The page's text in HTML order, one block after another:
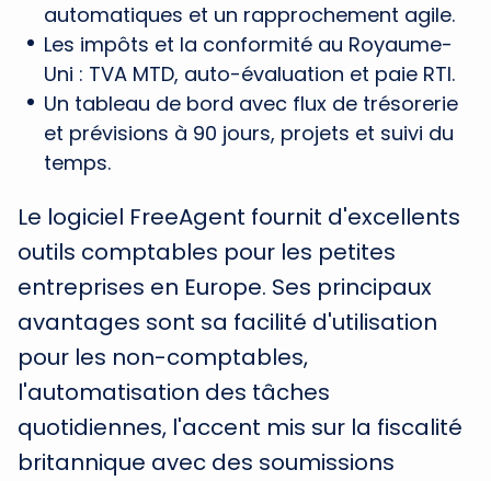
automatiques et un rapprochement agile.
Les impôts et la conformité au Royaume-
Uni : TVA MTD, auto-évaluation et paie RTI.
Un tableau de bord avec flux de trésorerie
et prévisions à 90 jours, projets et suivi du
temps.
Le logiciel FreeAgent fournit d'excellents
outils comptables pour les petites
entreprises en Europe. Ses principaux
avantages sont sa facilité d'utilisation
pour les non-comptables,
l'automatisation des tâches
quotidiennes, l'accent mis sur la fiscalité
britannique avec des soumissions